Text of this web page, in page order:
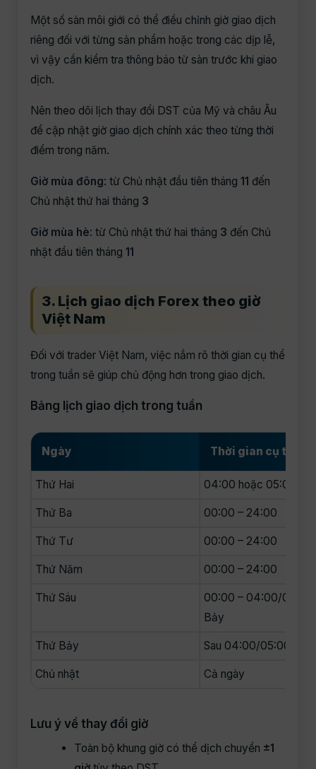
Một số sàn môi giới có thể điều chỉnh giờ giao dịch
riêng đối với từng sản phẩm hoặc trong các dịp lễ,
vì vậy cần kiểm tra thông báo từ sàn trước khi giao
dịch.
Nên theo dõi lịch thay đổi DST của Mỹ và châu Âu
để cập nhật giờ giao dịch chính xác theo từng thời
điểm trong năm.
Giờ mùa đông: từ Chủ nhật đầu tiên tháng 11 đến
Chủ nhật thứ hai tháng 3
Giờ mùa hè: từ Chủ nhật thứ hai tháng 3 đến Chủ
nhật đầu tiên tháng 11
3. Lịch giao dịch Forex theo giờ
Việt Nam
Đối với trader Việt Nam, việc nắm rõ thời gian cụ thể
trong tuần sẽ giúp chủ động hơn trong giao dịch.
Bảng lịch giao dịch trong tuần
Ngày Thời gian cụ thể
Thứ Hai 04:00 hoặc 05:00
Thứ Ba 00:00 – 24:00
Thứ Tư 00:00 – 24:00
Thứ Năm 00:00 – 24:00
Thứ Sáu
00:00 – 04:00/05:00
Bảy
Thứ Bảy Sau 04:00/05:00 sáng
Chủ nhật Cả ngày
Lưu ý về thay đổi giờ
Toàn bộ khung giờ có thể dịch chuyển ±1